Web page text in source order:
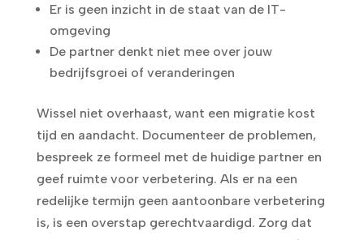
Er is geen inzicht in de staat van de IT-
omgeving
De partner denkt niet mee over jouw
bedrijfsgroei of veranderingen
Wissel niet overhaast, want een migratie kost
tijd en aandacht. Documenteer de problemen,
bespreek ze formeel met de huidige partner en
geef ruimte voor verbetering. Als er na een
redelijke termijn geen aantoonbare verbetering
is, is een overstap gerechtvaardigd. Zorg dat